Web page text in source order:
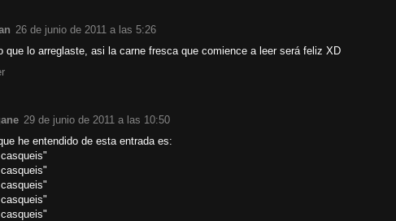
26 de junio de 2011 a las 5:26
que lo arreglaste, asi la carne fresca que comience a leer será feliz XD
29 de junio de 2011 a las 10:50
he entendido de esta entrada es: